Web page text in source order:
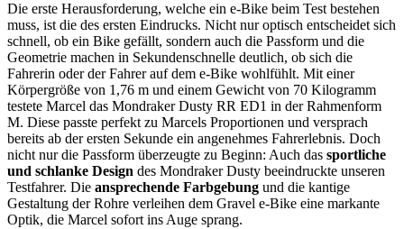
Die erste Herausforderung, welche ein e-Bike beim Test bestehen
muss, ist die des ersten Eindrucks. Nicht nur optisch entscheidet sich
schnell, ob ein Bike gefällt, sondern auch die Passform und die
Geometrie machen in Sekundenschnelle deutlich, ob sich die
Fahrerin oder der Fahrer auf dem e-Bike wohlfühlt. Mit einer
Körpergröße von 1,76 m und einem Gewicht von 70 Kilogramm
testete Marcel das Mondraker Dusty RR ED1 in der Rahmenform
M. Diese passte perfekt zu Marcels Proportionen und versprach
bereits ab der ersten Sekunde ein angenehmes Fahrerlebnis. Doch
nicht nur die Passform überzeugte zu Beginn: Auch das sportliche
und schlanke Design des Mondraker Dusty beeindruckte unseren
Testfahrer. Die ansprechende Farbgebung und die kantige
Gestaltung der Rohre verleihen dem Gravel e-Bike eine markante
Optik, die Marcel sofort ins Auge sprang.